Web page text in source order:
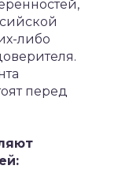
либо
перед